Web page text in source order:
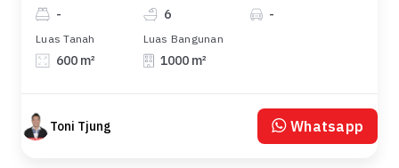
- 6 -
Luas Tanah
600 m²
Luas Bangunan
1000 m²
Toni Tjung Whatsapp